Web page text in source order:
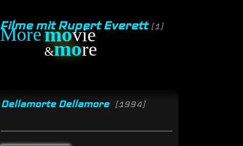
movie
&more
Filme mit Rupert Everett (1)
Dellamorte Dellamore [1994]